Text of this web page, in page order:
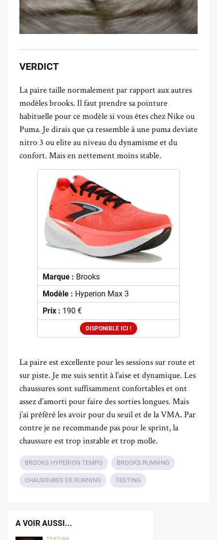
VERDICT
La paire taille normalement par rapport aux autres
modèles brooks. Il faut prendre sa pointure
habituelle pour ce modèle si vous êtes chez Nike ou
Puma. Je dirais que ça ressemble à une puma deviate
nitro 3 ou elite au niveau du dynamisme et du
confort. Mais en nettement moins stable.
Marque : Brooks
Modèle : Hyperion Max 3
Prix : 190 €
DISPONIBLE ICI !
La paire est excellente pour les sessions sur route et
sur piste. Je me suis sentit à l’aise et dynamique. Les
chaussures sont suffisamment confortables et ont
assez d’amorti pour faire des sorties longues. Mais
j’ai préféré les avoir pour du seuil et de la VMA. Par
contre je ne recommande pas pour le sprint, la
chaussure est trop instable et trop molle.
BROOKS HYPERION TEMPO BROOKS RUNNING
CHAUSSURES DE RUNNING TESTING
A VOIR AUSSI...
TESTING